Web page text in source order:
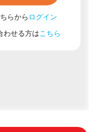
らから ログイン
わせる方はこちら